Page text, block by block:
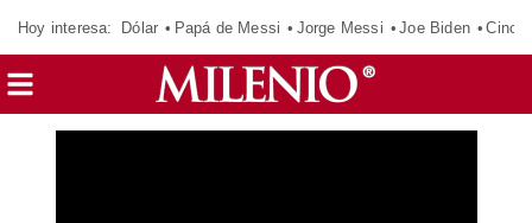
Hoy interesa: Dólar Papá de Messi Jorge Messi Joe Biden